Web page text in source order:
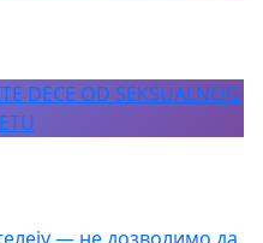
DECE OD SEKSUALNOG